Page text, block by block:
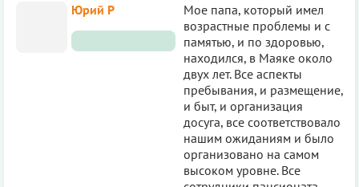
Юрий Р
Мое папа, который имел
возрастные проблемы и с
памятью, и по здоровью,
находился, в Маяке около
двух лет. Все аспекты
пребывания, и размещение,
и быт, и организация
досуга, все соответствовало
нашим ожиданиям и было
организовано на самом
высоком уровне. Все